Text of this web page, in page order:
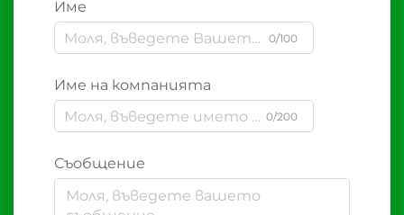
Име
0/100
Име на компанията
0/200
Съобщение